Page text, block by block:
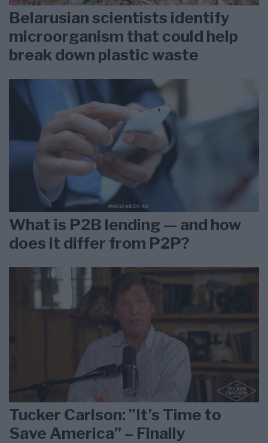
Belarusian scientists identify
microorganism that could help
break down plastic waste
What is P2B lending — and how
does it differ from P2P?
Tucker Carlson: ”It’s Time to
Save America” – Finally